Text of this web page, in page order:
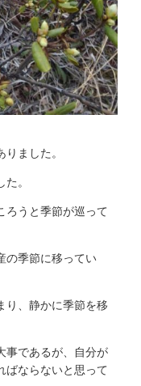
ました。
。
ろうと季節が巡って
の季節に移ってい
り、静かに季節を移
事であるが、自分が
ばならないと思って